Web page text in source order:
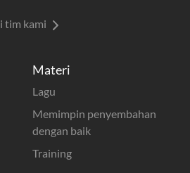
Materi
Lagu
Memimpin penyembahan
dengan baik
Training
tim kami